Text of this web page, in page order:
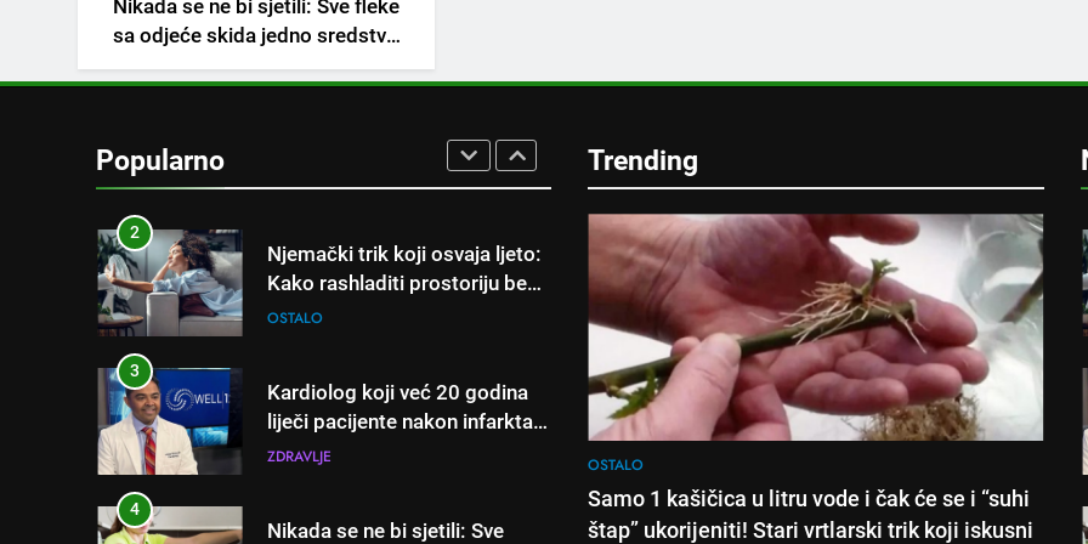
Nikada se ne bi sjetili: Sve fleke
sa odjeće skida jedno sredstvo
koje svi imamo u kući
Popularno
napitak koji se često spominje
kod šećerne bolesti
OSTALO
čak će se i “suhi štap”
ukorijeniti! Stari vrtlarski trik
2
Njemački trik koji osvaja ljeto:
Kako rashladiti prostoriju bez
klime i velikih računa za struju!
OSTALO
3
Kardiolog koji već 20 godina
liječi pacijente nakon infarkta
otkrio: Ove 4 jutarnje navike
dana!
ZDRAVLJE
4
Nikada se ne bi sjetili: Sve
Trending
OSTALO
Samo 1 kašičica u litru vode i čak će se i “suhi
štap” ukorijeniti! Stari vrtlarski trik koji iskusni